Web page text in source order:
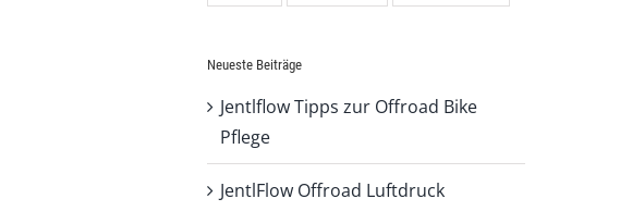
Neueste Beiträge
Jentlflow Tipps zur Offroad Bike
Pflege
JentlFlow Offroad Luftdruck